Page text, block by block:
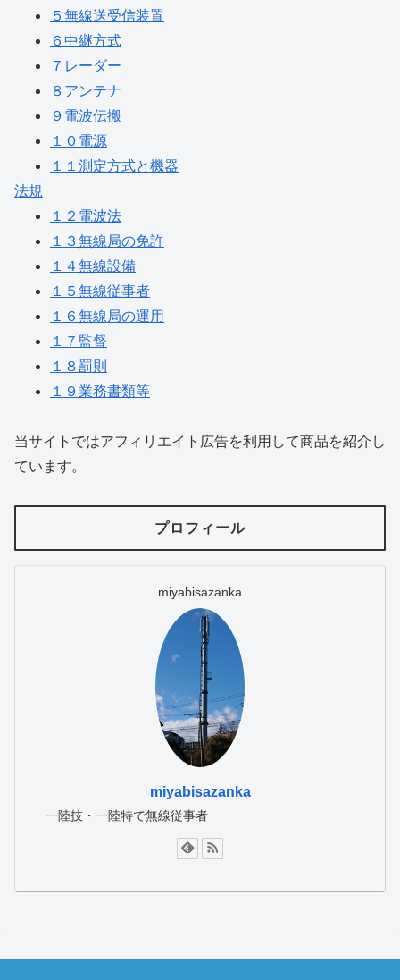
５無線送受信装置
６中継方式
７レーダー
８アンテナ
９電波伝搬
１０電源
１１測定方式と機器
法規
１２電波法
１３無線局の免許
１４無線設備
１５無線従事者
１６無線局の運用
１７監督
１８罰則
１９業務書類等
当サイトではアフィリエイト広告を利用して商品を紹介し
ています。
プロフィール
miyabisazanka
miyabisazanka
一陸技・一陸特で無線従事者